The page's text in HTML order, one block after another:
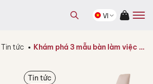
phẩm
Tìm
kiếmVI
Tin tức Khám phá 3 mẫu bàn làm việc cho dân thiết kế năm 2024
Tin tức